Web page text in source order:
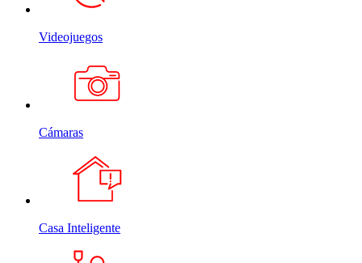
Videojuegos
Cámaras
Casa Inteligente